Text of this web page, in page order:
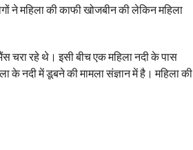
ने महिला की काफी खोजबीन की लेकिन महिला
चरा रहे थे। इसी बीच एक महिला नदी के पास
के नदी में डूबने की मामला संज्ञान में है। महिला की